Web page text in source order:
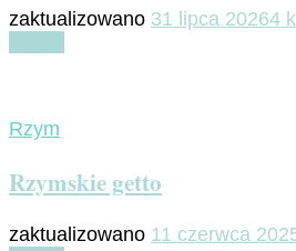
zaktualizowano 31 lipca 20264
Rzym
Rzymskie getto
zaktualizowano 11 czerwca